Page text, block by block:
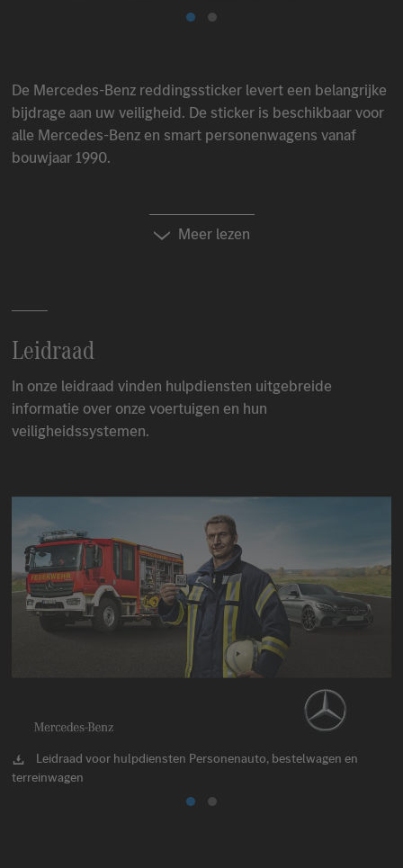
De Mercedes-Benz reddingssticker levert een belangrijke
bijdrage aan uw veiligheid. De sticker is beschikbaar voor
alle Mercedes-Benz en smart personenwagens vanaf
bouwjaar 1990.
Meer lezen
Leidraad
In onze leidraad vinden hulpdiensten uitgebreide
informatie over onze voertuigen en hun
veiligheidssystemen.
Leidraad voor hulpdiensten Personenauto, bestelwagen en
terreinwagen